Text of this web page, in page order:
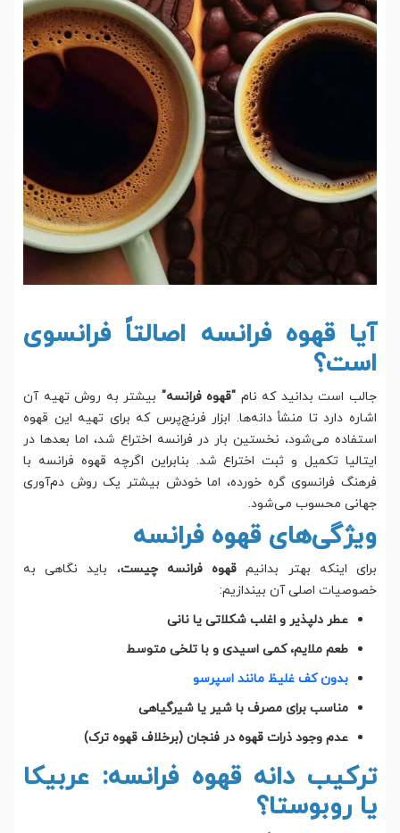
آیا قهوه فرانسه اصالتاً فرانسوی
است؟
جالب است بدانید که نام "قهوه فرانسه" بیشتر به روش تهیه‌ آن
اشاره دارد تا منشأ دانه‌ها. ابزار فرنچ‌پرس که برای تهیه این قهوه
استفاده می‌شود، نخستین بار در فرانسه اختراع شد، اما بعدها در
ایتالیا تکمیل و ثبت اختراع شد. بنابراین اگرچه قهوه فرانسه با
فرهنگ فرانسوی گره خورده، اما خودش بیشتر یک روش دم‌آوری
جهانی محسوب می‌شود.
ویژگی‌های قهوه فرانسه
برای اینکه بهتر بدانیم قهوه فرانسه چیست، باید نگاهی به
خصوصیات اصلی آن بیندازیم:
عطر دلپذیر و اغلب شکلاتی یا نانی
طعم ملایم، کمی اسیدی و با تلخی متوسط
بدون کف غلیظ مانند اسپرسو
مناسب برای مصرف با شیر یا شیرگیاهی
عدم وجود ذرات قهوه در فنجان (برخلاف قهوه ترک)
ترکیب دانه قهوه فرانسه: عربیکا
یا روبوستا؟